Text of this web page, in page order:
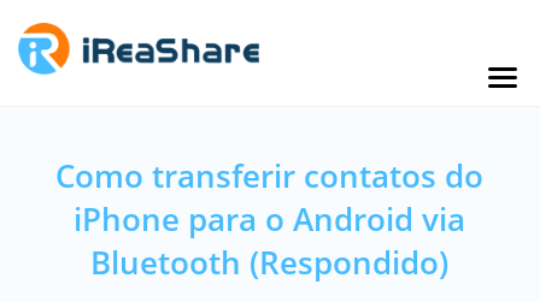
Como transferir contatos do
iPhone para o Android via
Bluetooth (Respondido)